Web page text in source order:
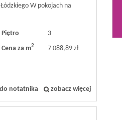
W pokojach na
Piętro
3
Cena za m2 7 088,89 zł
notatnika zobacz więcej